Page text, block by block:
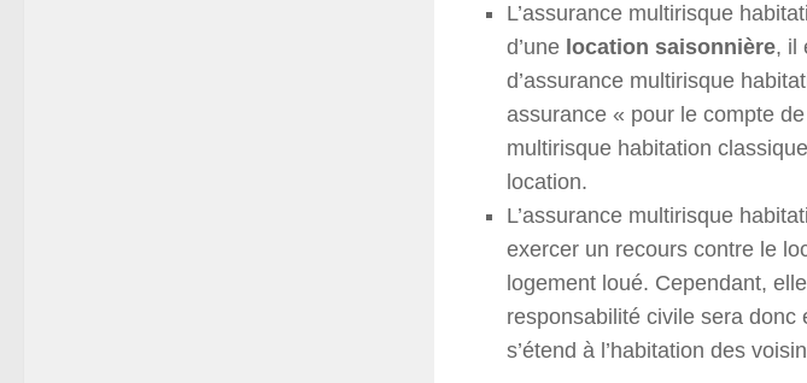
L’assurance multirisque
d’une location saisonnière, il
d’assurance multirisque
assurance « pour le compte
multirisque habitation
location.
L’assurance multirisque
exercer un recours contre le
logement loué. Cependant,
responsabilité civile sera
s’étend à l’habitation des